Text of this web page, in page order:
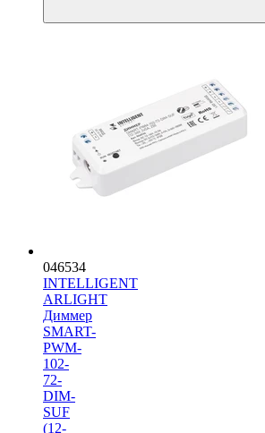
046534
INTELLIGENT
ARLIGHT
Диммер
SMART-
PWM-
102-
72-
DIM-
SUF
(12-